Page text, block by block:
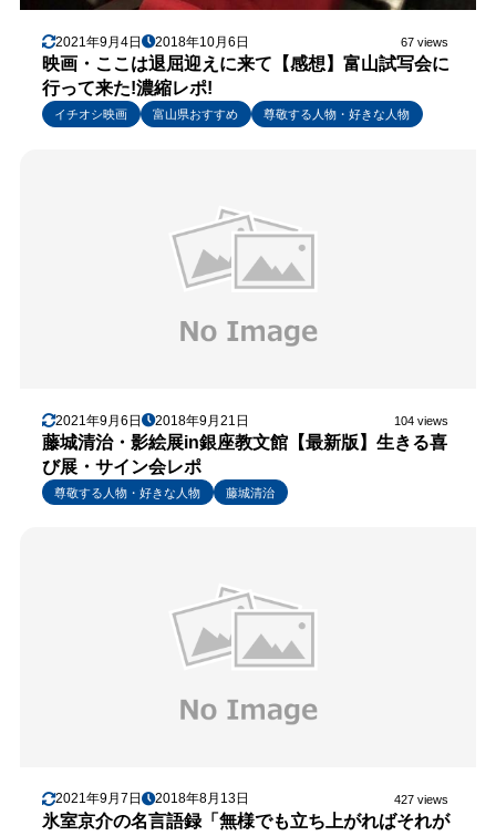
2021年9月4日 2018年10月6日 67 views
映画・ここは退屈迎えに来て【感想】富山試写会に
行って来た!濃縮レポ!
イチオシ映画 富山県おすすめ 尊敬する人物・好きな人物
2021年9月6日 2018年9月21日 104 views
藤城清治・影絵展in銀座教文館【最新版】生きる喜
び展・サイン会レポ
尊敬する人物・好きな人物 藤城清治
2021年9月7日 2018年8月13日 427 views
氷室京介の名言語録「無様でも立ち上がればそれが